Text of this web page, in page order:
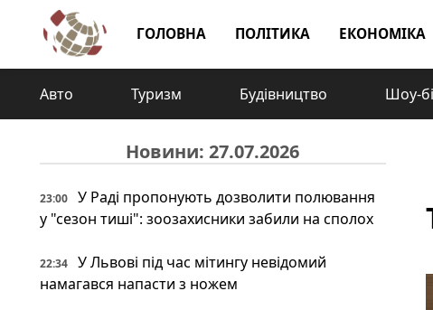
ГОЛОВНА ПОЛІТИКА ЕКОНОМІКА
Авто Туризм Будівництво Шоу-
Новини: 27.07.2026
23:00
У Раді пропонують дозволити полювання
у "сезон тиші": зоозахисники забили на сполох
22:34
У Львові під час мітингу невідомий
намагався напасти з ножем